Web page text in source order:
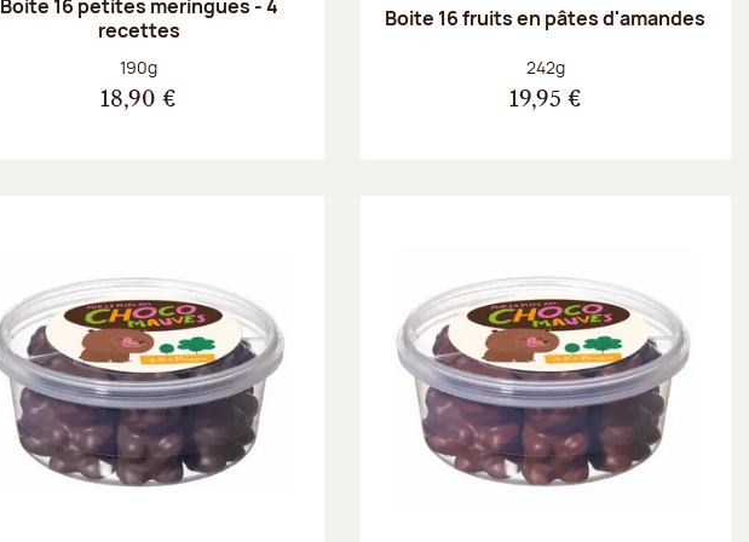
Boite 16 petites meringues - 4
recettes
Poids net :
190g
18,90 €
Boite 16 fruits en pâtes d'amandes
Poids net :
242g
19,95 €